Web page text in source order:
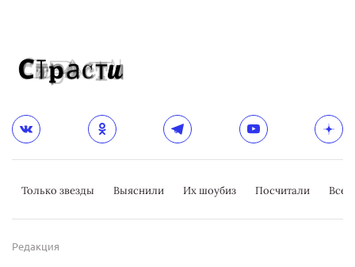
Только звезды Выяснили Их шоубиз Посчитали
Редакция